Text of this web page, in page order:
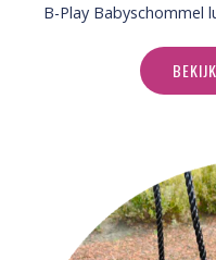
B-Play Babyschommel